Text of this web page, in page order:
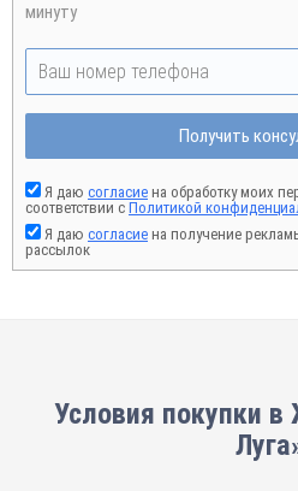
минуту
Получить
Я даю согласие на обработку моих
соответствии с Политикой
Я даю согласие на получение
рассылок
Условия покупки